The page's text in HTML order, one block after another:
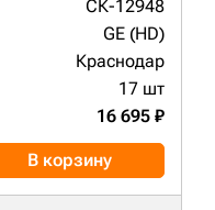
СК-12948
GE (HD)
Краснодар
17 шт
16 695 ₽
В корзину